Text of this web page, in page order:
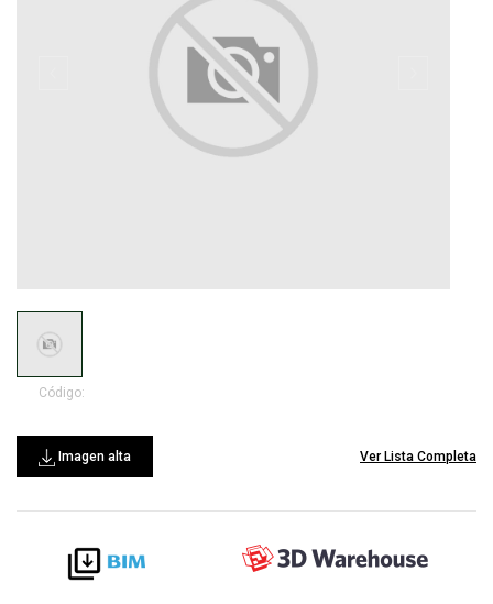
Código:
Imagen alta Ver Lista Completa